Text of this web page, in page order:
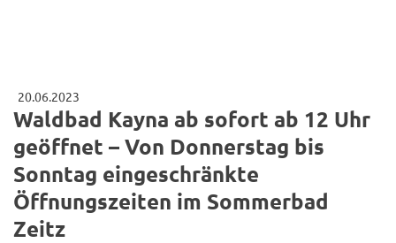
20.06.2023
Waldbad Kayna ab sofort ab 12 Uhr
geöffnet – Von Donnerstag bis
Sonntag eingeschränkte
Öffnungszeiten im Sommerbad
Zeitz